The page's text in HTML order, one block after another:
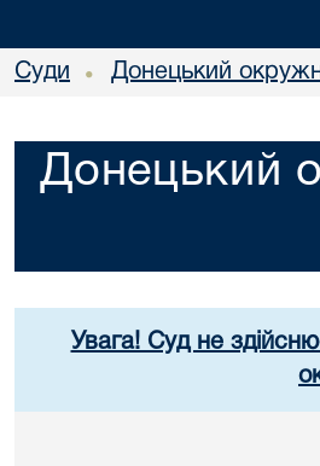
Суди • Донецький
Донецький
Увага! Суд не